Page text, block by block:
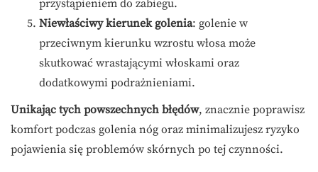
przystąpieniem do zabiegu.
Niewłaściwy kierunek golenia: golenie w
przeciwnym kierunku wzrostu włosa może
skutkować wrastającymi włoskami oraz
dodatkowymi podrażnieniami.
Unikając tych powszechnych błędów, znacznie poprawisz
komfort podczas golenia nóg oraz minimalizujesz ryzyko
pojawienia się problemów skórnych po tej czynności.